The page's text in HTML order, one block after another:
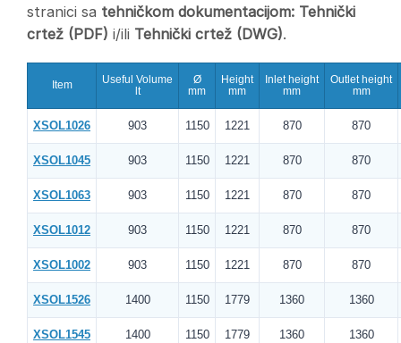
stranici sa tehničkom dokumentacijom: Tehnički
crtež (PDF) i/ili Tehnički crtež (DWG).
Item
Useful Volume
lt
Ø
mm
Height
mm
Inlet height
mm
Outlet height
mm
XSOL1026 903 1150 1221 870 870
XSOL1045 903 1150 1221 870 870
XSOL1063 903 1150 1221 870 870
XSOL1012 903 1150 1221 870 870
XSOL1002 903 1150 1221 870 870
XSOL1526 1400 1150 1779 1360 1360
XSOL1545 1400 1150 1779 1360 1360